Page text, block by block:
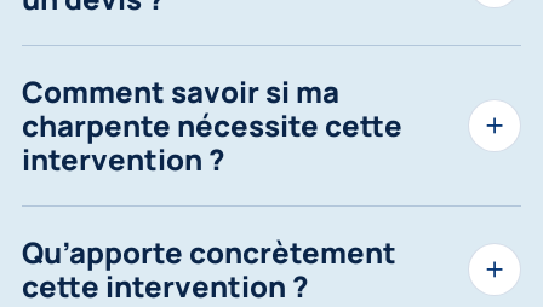
Comment savoir si ma
charpente nécessite cette
intervention ?
Qu’apporte concrètement
cette intervention ?